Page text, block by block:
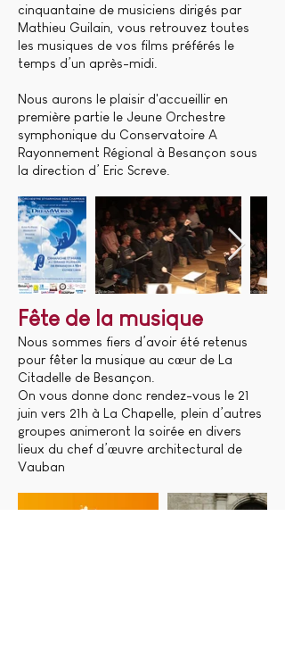
cinquantaine de musiciens dirigés par
Mathieu Guilain, vous retrouvez toutes
les musiques de vos films préférés le
temps d’un après-midi.
Nous aurons le plaisir d'accueillir en
première partie le Jeune Orchestre
symphonique du Conservatoire A
Rayonnement Régional à Besançon sous
la direction d’ Eric Screve.
Fête de la musique
Nous sommes fiers d’avoir été retenus
pour fêter la musique au cœur de La
Citadelle de Besançon
On vous donne donc rendez-vous le 21
juin vers 21h à La Chapelle, plein d’autres
groupes animeront la soirée en divers
lieux du chef d’œuvre architectural de
Vauban